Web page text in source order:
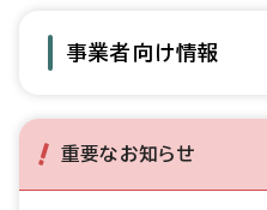
事業者向け情報
重要なお知らせ